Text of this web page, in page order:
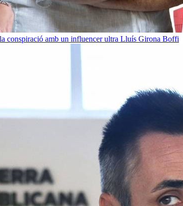
conspiració amb un influencer ultra Lluís Girona Boffi